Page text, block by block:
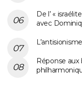
De l’ «
avec
Réponse aux